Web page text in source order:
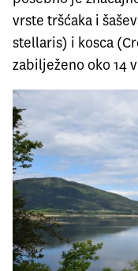
vrste tršćaka i
stellaris) i kosca
zabilježeno oko 14